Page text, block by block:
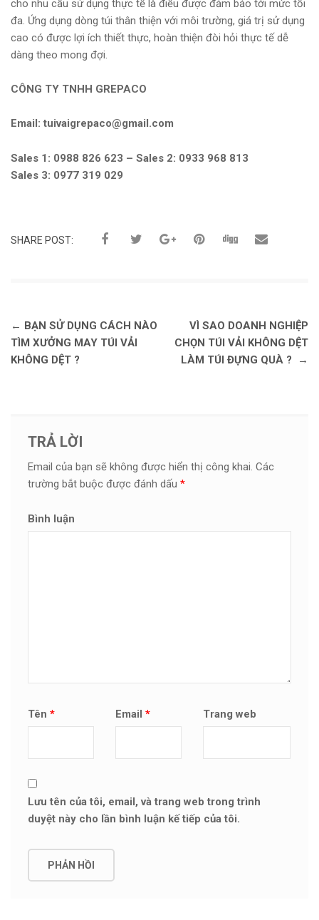
cho nhu cầu sử dụng thực tế là điều được đảm bảo tới mức tối
đa. Ứng dụng dòng túi thân thiện với môi trường, giá trị sử dụng
cao có được lợi ích thiết thực, hoàn thiện đòi hỏi thực tế dễ
dàng theo mong đợi.
CÔNG TY TNHH GREPACO
Email: tuivaigrepaco@gmail.com
Sales 1: 0988 826 623 – Sales 2: 0933 968 813
Sales 3: 0977 319 029
SHARE POST:
Điều hướng bài viết
← BẠN SỬ DỤNG CÁCH NÀO
TÌM XƯỞNG MAY TÚI VẢI
KHÔNG DỆT ?
VÌ SAO DOANH NGHIỆP
CHỌN TÚI VẢI KHÔNG DỆT
LÀM TÚI ĐỰNG QUÀ ?
→
TRẢ LỜI
Email của bạn sẽ không được hiển thị công khai. Các
trường bắt buộc được đánh dấu*
Bình luận
Tên* Email* Trang web
Lưu tên của tôi, email, và trang web trong trình
duyệt này cho lần bình luận kế tiếp của tôi.